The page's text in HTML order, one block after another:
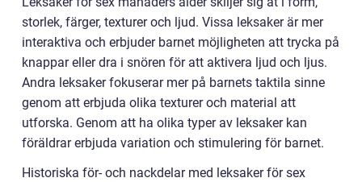
storlek, färger, texturer och ljud. Vissa leksaker är mer
interaktiva och erbjuder barnet möjligheten att trycka på
knappar eller dra i snören för att aktivera ljud och ljus.
Andra leksaker fokuserar mer på barnets taktila sinne
genom att erbjuda olika texturer och material att
utforska. Genom att ha olika typer av leksaker kan
föräldrar erbjuda variation och stimulering för barnet.
Historiska för- och nackdelar med leksaker för sex